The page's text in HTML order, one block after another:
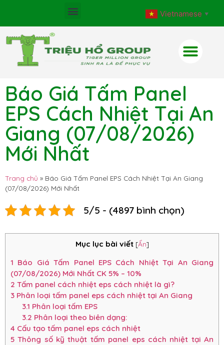
Vietnamese ▼
Báo Giá Tấm Panel
EPS Cách Nhiệt Tại An
Giang (07/08/2026)
Mới Nhất
Trang chủ » Báo Giá Tấm Panel EPS Cách Nhiệt Tại An Giang
(07/08/2026) Mới Nhất
5/5 - (4897 bình chọn)
Mục lục bài viết [Ẩn]
1 Báo Giá Tấm Panel EPS Cách Nhiệt Tại An Giang
(07/08/2026) Mới Nhất CK 5% – 10%
2 Tấm panel cách nhiệt eps cách nhiệt là gì?
3 Phân loại tấm panel eps cách nhiệt tại An Giang
3.1 Phân loại tấm EPS
3.2 Phân loại theo biên dạng:
4 Cấu tạo tấm panel eps cách nhiệt
5 Thông số kỹ thuật tấm panel eps cách nhiệt tại An